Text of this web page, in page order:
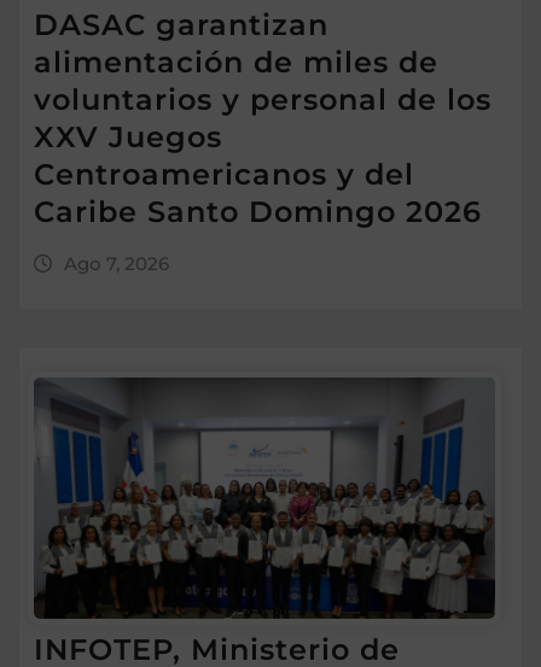
DASAC garantizan
alimentación de miles de
voluntarios y personal de los
XXV Juegos
Centroamericanos y del
Caribe Santo Domingo 2026
Ago 7, 2026
INFOTEP, Ministerio de